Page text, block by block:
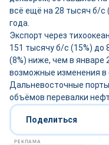
всё ещё на 28 тысяч б/с
года.
Экспорт через
151 тысячу б/с (15%) до
(8%) ниже, чем в январе
возможные изменения в
Дальневосточные
объёмов перевалки
Поделиться
РЕКЛАМА